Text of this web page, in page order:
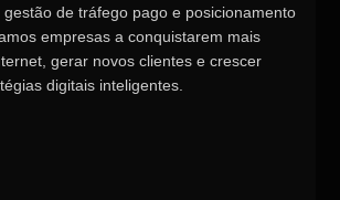
de tráfego pago e posicionamento
empresas a conquistarem mais
gerar novos clientes e crescer
digitais inteligentes.